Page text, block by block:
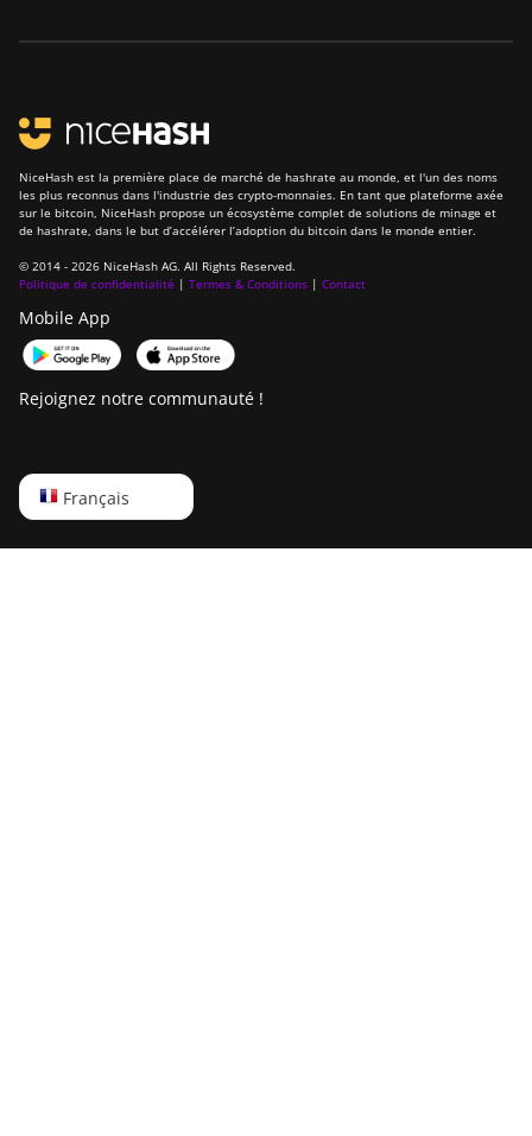
NiceHash est la première place de marché de hashrate au monde, et l'un des noms
les plus reconnus dans l'industrie des crypto-monnaies. En tant que plateforme axée
sur le bitcoin, NiceHash propose un écosystème complet de solutions de minage et
de hashrate, dans le but d’accélérer l’adoption du bitcoin dans le monde entier.
© 2014 - 2026 NiceHash AG. All Rights Reserved.
Politique de confidentialité | Termes & Conditions | Contact
Mobile App
Rejoignez notre communauté !
Français
English